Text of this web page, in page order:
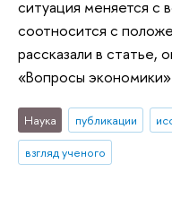
ситуация меняется с
соотносится с
рассказали в статье,
«Вопросы
Наука публикации
взгляд ученого